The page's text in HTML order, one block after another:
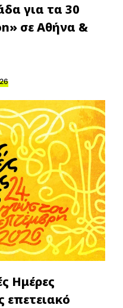
για τα 30
σε Αθήνα &
Ημέρες
επετειακό